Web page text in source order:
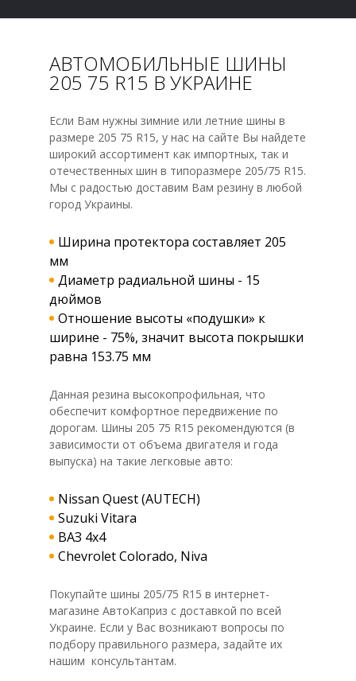
АВТОМОБИЛЬНЫЕ ШИНЫ
205 75 R15 В УКРАИНЕ
Если Вам нужны зимние или летние шины в
размере 205 75 R15, у нас на сайте Вы найдете
широкий ассортимент как импортных, так и
отечественных шин в типоразмере 205/75 R15.
Мы с радостью доставим Вам резину в любой
город Украины.
Ширина протектора составляет 205
мм
Диаметр радиальной шины - 15
дюймов
Отношение высоты «подушки» к
ширине - 75%, значит высота покрышки
равна 153.75 мм
Данная резина высокопрофильная, что
обеспечит комфортное передвижение по
дорогам. Шины 205 75 R15 рекомендуются (в
зависимости от объема двигателя и года
выпуска) на такие легковые авто:
Nissan Quest (AUTECH)
Suzuki Vitara
ВАЗ 4x4
Chevrolet Colorado, Niva
Покупайте шины 205/75 R15 в интернет-
магазине АвтоКаприз с доставкой по всей
Украине. Если у Вас возникают вопросы по
подбору правильного размера, задайте их
нашим консультантам.